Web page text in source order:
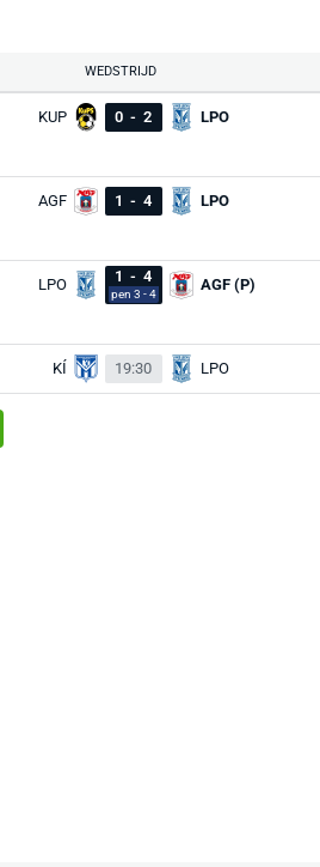
WEDSTRIJD
KUP 0 - 2
LPO
AGF 1 - 4
LPO
LPO 1 - 4
pen 3 - 4
AGF (P)
KÍ 19:30 LPO